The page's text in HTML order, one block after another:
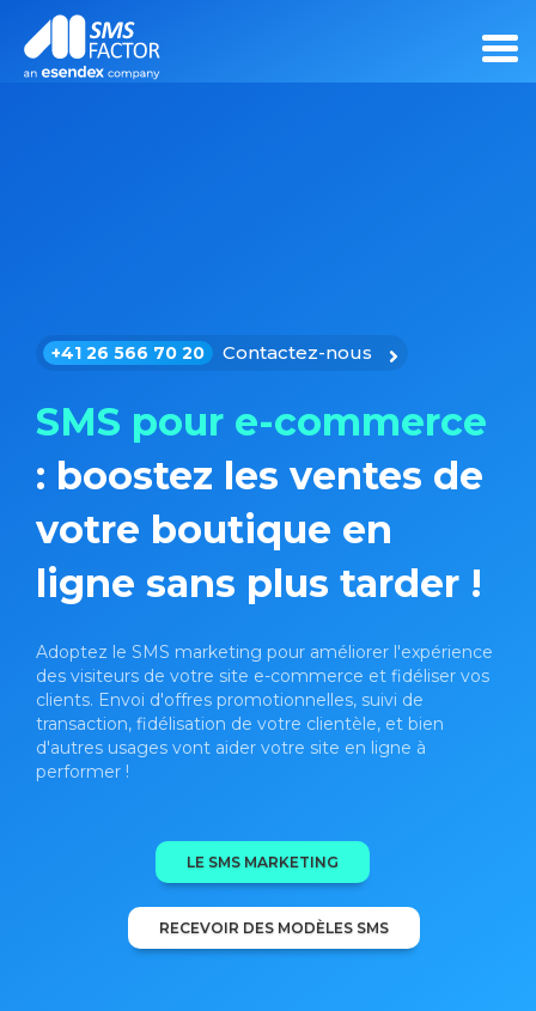
+41 26 566 70 20 Contactez-nous
SMS pour e-commerce
: boostez les ventes de
votre boutique en
ligne sans plus tarder !
Adoptez le SMS marketing pour améliorer l'expérience
des visiteurs de votre site e-commerce et fidéliser vos
clients. Envoi d'offres promotionnelles, suivi de
transaction, fidélisation de votre clientèle, et bien
d'autres usages vont aider votre site en ligne à
performer !
LE SMS MARKETING
RECEVOIR DES MODÈLES SMS